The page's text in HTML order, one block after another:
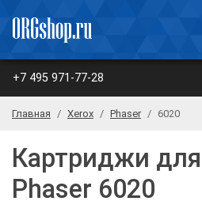
+7 495 971-77-28
Главная Xerox Phaser 6020
Картриджи
Phaser 6020